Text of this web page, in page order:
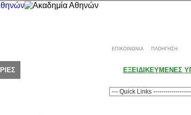
ΕΠΙΚΟΙΝΩΝΙΑ ΠΛΟΗΓΗΣΗ
ΕΞΕΙΔΙΚΕΥΜΕΝΕΣ